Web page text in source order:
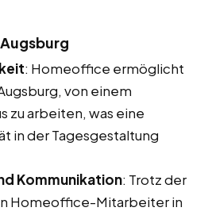
: Homeoffice ermöglicht
von einem
zu arbeiten, was eine
in der Tagesgestaltung
Kommunikation: Trotz der
Homeoffice-Mitarbeiter in